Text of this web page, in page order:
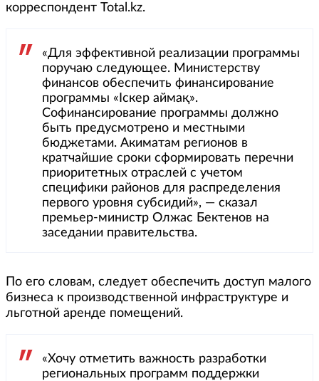
корреспондент Total.kz.
«Для эффективной реализации программы
поручаю следующее. Министерству
финансов обеспечить финансирование
программы «Іскер аймақ».
Софинансирование программы должно
быть предусмотрено и местными
бюджетами. Акиматам регионов в
кратчайшие сроки сформировать перечни
приоритетных отраслей с учетом
специфики районов для распределения
первого уровня субсидий», — сказал
премьер-министр Олжас Бектенов на
заседании правительства.
По его словам, следует обеспечить доступ малого
бизнеса к производственной инфраструктуре и
льготной аренде помещений.
«Хочу отметить важность разработки
региональных программ поддержки